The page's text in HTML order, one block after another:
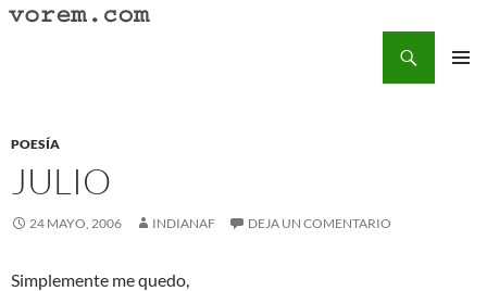
Saltar
POESÍA
JULIO
24 MAYO, 2006 INDIANAF DEJA UN COMENTARIO
Simplemente me quedo,